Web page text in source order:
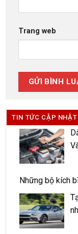
Trang web
TIN TỨC CẬP NHẬT
Những bộ kích